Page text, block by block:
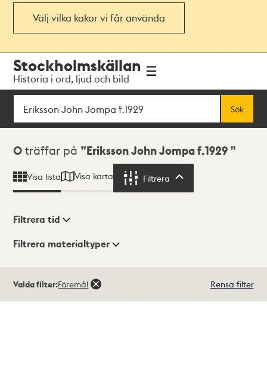
Välj vilka kakor vi får använda
navigationen
huvudinnehållet
Stockholmskällan
Historia i ord, ljud och bild
Sök
Sök
Sökresultat
0 träffar på Eriksson John Jompa f.1929
Visa lista Visa karta Filtrera
Visningsläge
Filtrera tid
Filtrera materialtyper
träffar
Valda filter:Föremål Rensa filter